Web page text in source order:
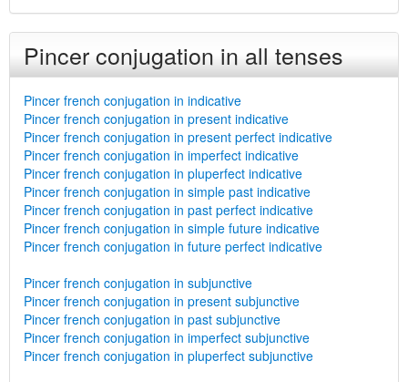
Pincer conjugation in all tenses
Pincer french conjugation in indicative
Pincer french conjugation in present indicative
Pincer french conjugation in present perfect indicative
Pincer french conjugation in imperfect indicative
Pincer french conjugation in pluperfect indicative
Pincer french conjugation in simple past indicative
Pincer french conjugation in past perfect indicative
Pincer french conjugation in simple future indicative
Pincer french conjugation in future perfect indicative
Pincer french conjugation in subjunctive
Pincer french conjugation in present subjunctive
Pincer french conjugation in past subjunctive
Pincer french conjugation in imperfect subjunctive
Pincer french conjugation in pluperfect subjunctive